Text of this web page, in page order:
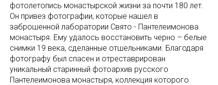
фотолетопись монастырской жизни за почти 180 лет.
Он привез фотографии, которые нашел в
заброшенной лаборатории Свято - Пантелеимонова
монастыря. Ему удалось восстановить черно – белые
снимки 19 века, сделанные отшельниками. Благодаря
фотографу был спасен и отреставрирован
уникальный старинный фотоархив русского
Пантелеимонова монастыря, коллекция которого